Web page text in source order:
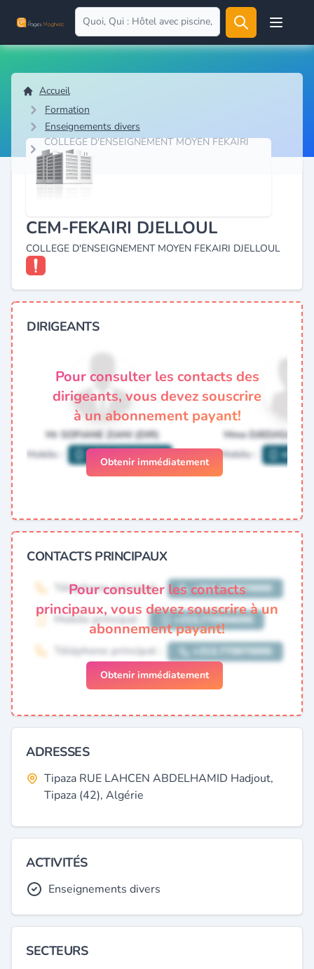
Open
Accueil
Formation
Enseignements divers
COLLEGE D'ENSEIGNEMENT MOYEN FEKAIRI
DJELLOUL
CEM-FEKAIRI DJELLOUL
COLLEGE D'ENSEIGNEMENT MOYEN FEKAIRI DJELLOUL
DIRIGEANTS
Pour consulter les contacts des
dirigeants, vous devez souscrire
à un abonnement payant!
Obtenir immédiatement
CONTACTS PRINCIPAUX
Pour consulter les contacts
principaux, vous devez souscrire à un
abonnement payant!
Obtenir immédiatement
ADRESSES
Tipaza RUE LAHCEN ABDELHAMID Hadjout,
Tipaza (42), Algérie
ACTIVITÉS
Enseignements divers
SECTEURS